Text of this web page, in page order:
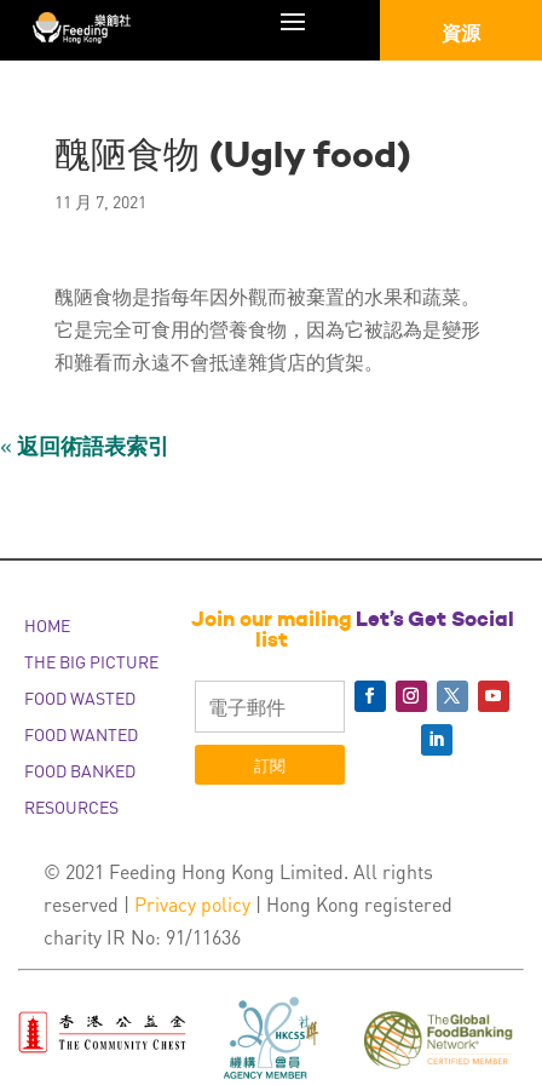
資源
醜陋食物 (Ugly food)
11 月 7, 2021
醜陋食物是指每年因外觀而被棄置的水果和蔬菜。
它是完全可食用的營養食物，因為它被認為是變形
和難看而永遠不會抵達雜貨店的貨架。
« 返回術語表索引
HOME
THE BIG PICTURE
FOOD WASTED
FOOD WANTED
FOOD BANKED
RESOURCES
Join our mailing
list
訂閱
Let’s Get Social
© 2021 Feeding Hong Kong Limited. All rights
reserved | Privacy policy| Hong Kong registered
charity IR No: 91/11636